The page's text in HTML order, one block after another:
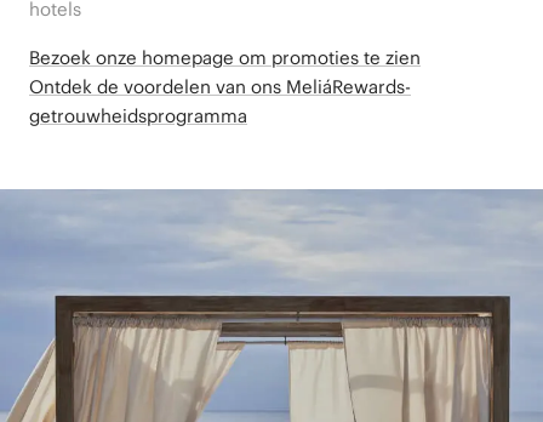
hotels
Bezoek onze homepage om promoties te zien
Ontdek de voordelen van ons MeliáRewards-
getrouwheidsprogramma